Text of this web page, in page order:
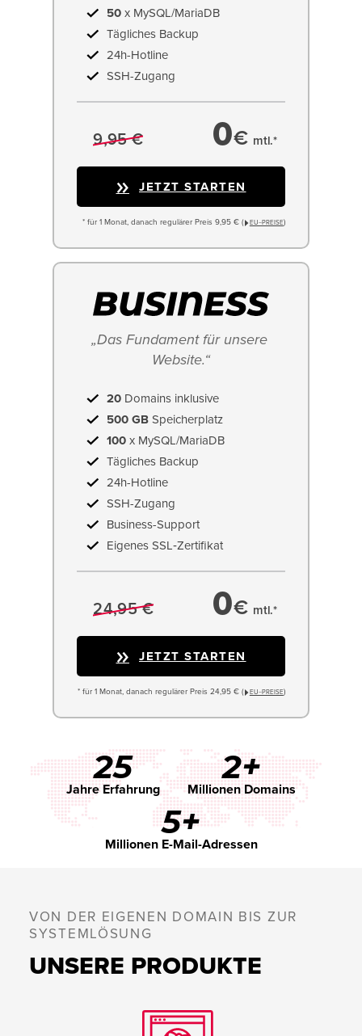
50 x MySQL/MariaDB
Tägliches Backup
24h-Hotline
SSH-Zugang
9,95 € 0€ mtl.*
JETZT STARTEN
* für 1 Monat, danach regulärer Preis 9,95 € ( EU−PREISE)
„Das Fundament für unsere
Website.“
20 Domains inklusive
500 GB Speicherplatz
100 x MySQL/MariaDB
Tägliches Backup
24h-Hotline
SSH-Zugang
Business-Support
Eigenes SSL‑Zertifikat
24,95 € 0€ mtl.*
JETZT STARTEN
* für 1 Monat, danach regulärer Preis 24,95 € ( EU−PREISE)
25
Jahre Erfahrung
2+
Millionen Domains
5+
Millionen E-Mail-Adressen
VON DER EIGENEN DOMAIN BIS ZUR
SYSTEMLÖSUNG
UNSERE PRODUKTE